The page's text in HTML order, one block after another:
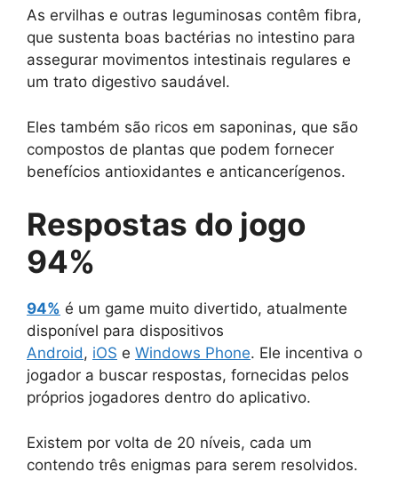
As ervilhas e outras leguminosas contêm fibra,
que sustenta boas bactérias no intestino para
assegurar movimentos intestinais regulares e
um trato digestivo saudável.
Eles também são ricos em saponinas, que são
compostos de plantas que podem fornecer
benefícios antioxidantes e anticancerígenos.
Respostas do jogo
94%
94% é um game muito divertido, atualmente
disponível para dispositivos
Android, iOS e Windows Phone. Ele incentiva o
jogador a buscar respostas, fornecidas pelos
próprios jogadores dentro do aplicativo.
Existem por volta de 20 níveis, cada um
contendo três enigmas para serem resolvidos.